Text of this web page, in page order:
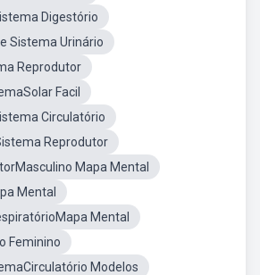
Digestório
Sistema Urinário
Reprodutor
Facil
Circulatório
Reprodutor
Mapa Mental
Mental
Mental
Feminino
Modelos